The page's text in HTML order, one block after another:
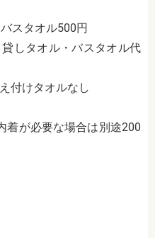
バスタオル500円
しタオル・バスタオル代
付けタオルなし
着が必要な場合は別途200